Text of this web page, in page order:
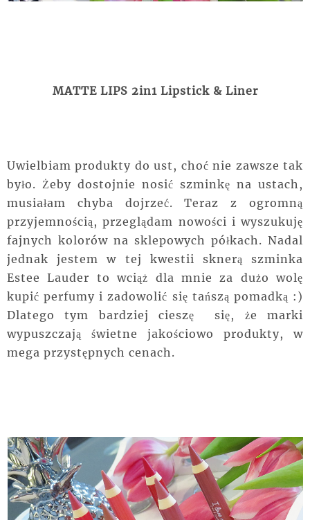
MATTE LIPS 2in1 Lipstick & Liner
Uwielbiam produkty do ust, choć nie zawsze tak
było. Żeby dostojnie nosić szminkę na ustach,
musiałam chyba dojrzeć. Teraz z ogromną
przyjemnością, przeglądam nowości i wyszukuję
fajnych kolorów na sklepowych półkach. Nadal
jednak jestem w tej kwestii sknerą szminka
Estee Lauder to wciąż dla mnie za dużo wolę
kupić perfumy i zadowolić się tańszą pomadką :)
Dlatego tym bardziej cieszę się, że marki
wypuszczają świetne jakościowo produkty, w
mega przystępnych cenach.